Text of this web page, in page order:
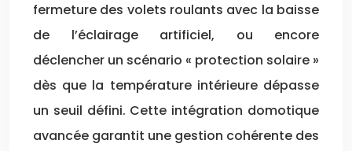
fermeture des volets roulants avec la baisse
de l’éclairage artificiel, ou encore
déclencher un scénario « protection solaire »
dès que la température intérieure dépasse
un seuil défini. Cette intégration domotique
avancée garantit une gestion cohérente des